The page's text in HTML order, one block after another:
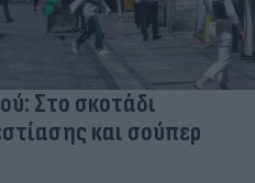
Στο σκοτάδι
και σούπερ